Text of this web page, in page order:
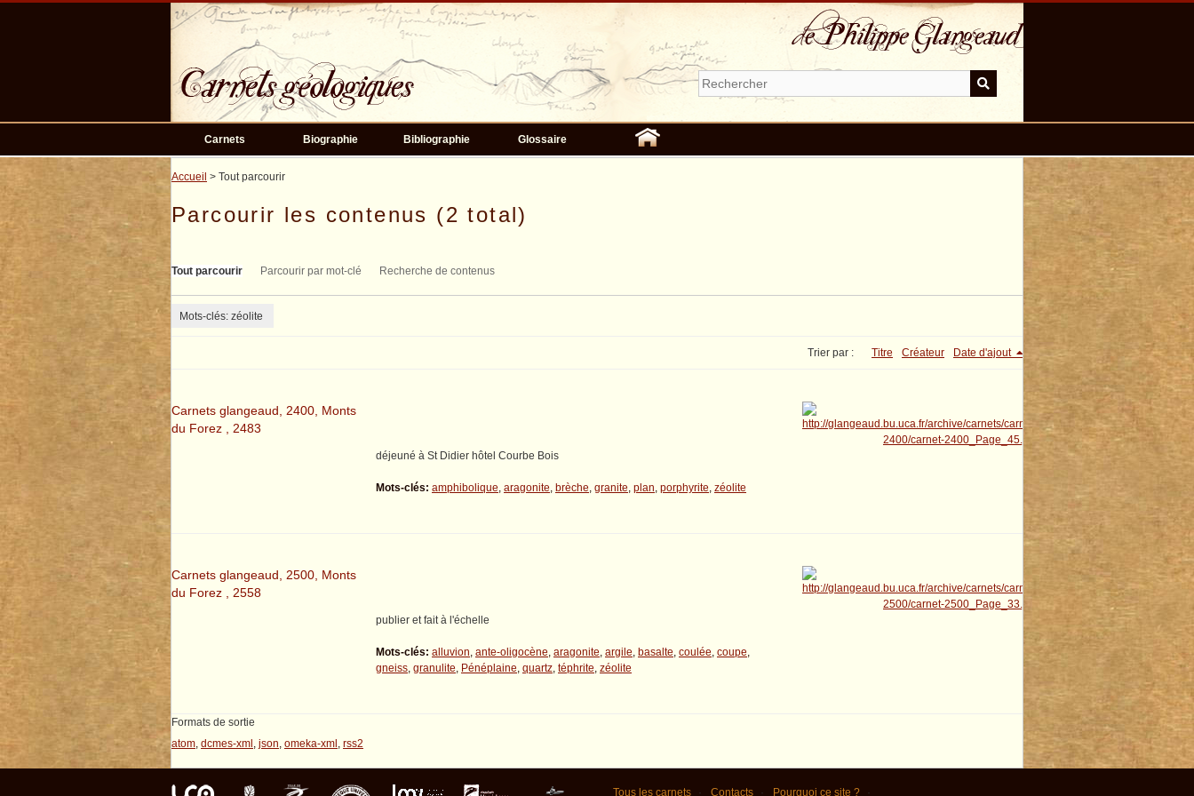
Carnets Biographie Bibliographie Glossaire
Accueil > Tout parcourir
Parcourir les contenus (2 total)
Tout parcourir Parcourir par mot-clé Recherche de contenus
Mots-clés: zéolite
Trier par : Titre Créateur Date d'ajout
Carnets glangeaud, 2400, Monts
du Forez , 2483
déjeuné à St Didier hôtel Courbe Bois
Mots-clés: amphibolique, aragonite, brèche, granite, plan, porphyrite, zéolite
Carnets glangeaud, 2500, Monts
du Forez , 2558
publier et fait à l'échelle
Mots-clés: alluvion, ante-oligocène, aragonite, argile, basalte, coulée, coupe,
gneiss, granulite, Pénéplaine, quartz, téphrite, zéolite
Formats de sortie
atom, dcmes-xml , json, omeka-xml , rss2
Tous les carnets Contacts Pourquoi ce site ?